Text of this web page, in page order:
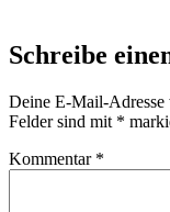
Schreibe
Deine E-Mail-
Felder sind mit *
Kommentar *